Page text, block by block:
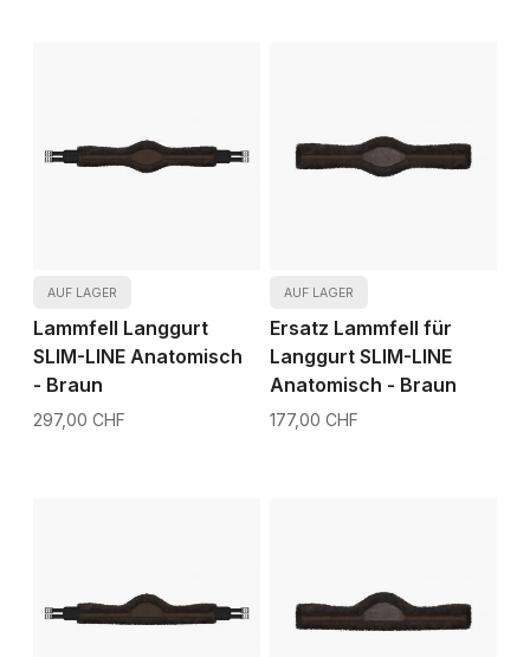
AUF LAGER
Lammfell Langgurt
SLIM-LINE Anatomisch
- Braun
297,00 CHF
AUF LAGER
Ersatz Lammfell für
Langgurt SLIM-LINE
Anatomisch - Braun
177,00 CHF